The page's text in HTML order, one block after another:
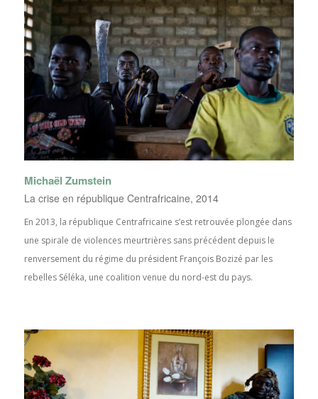
Michaël Zumstein
La crise en république Centrafricaine, 2014
En 2013, la république Centrafricaine s’est retrouvée plongée dans
une spirale de violences meurtrières sans précédent depuis le
renversement du régime du président François Bozizé par les
rebelles Séléka, une coalition venue du nord-est du pays.